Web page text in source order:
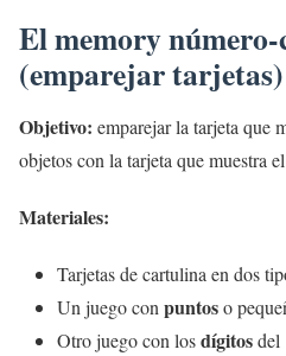
El memory
(emparejar tarjetas)
Objetivo: emparejar la tarjeta que
objetos con la tarjeta que muestra
Materiales:
Tarjetas de cartulina en dos
Un juego conpuntoso
Otro juego con losdígitosdel